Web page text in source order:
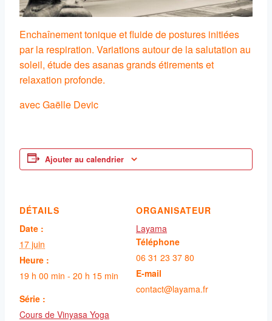
Enchaînement tonique et fluide de postures initiées
par la respiration. Variations autour de la salutation au
soleil, étude des asanas grands étirements et
relaxation profonde.
avec Gaëlle Devic
Ajouter au calendrier
DÉTAILS
Date :
17 juin
Heure :
19 h 00 min - 20 h 15 min
Série :
Cours de Vinyasa Yoga
ORGANISATEUR
Layama
Téléphone
06 31 23 37 80
E-mail
contact@layama.fr